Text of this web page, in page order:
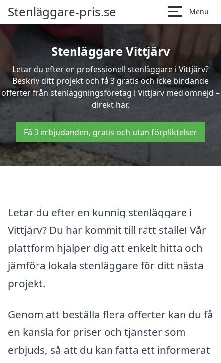
Stenläggare-pris.se Menu
Stenläggare Vittjärv
Letar du efter en professionell stenläggare i Vittjärv?
Beskriv ditt projekt och få 3 gratis och icke bindande
offerter från stenläggningsföretag i Vittjärv med omnejd –
direkt här.
Få 3 erbjudanden, gratis och utan förpliktelser
Letar du efter en kunnig stenläggare i
Vittjärv? Du har kommit till rätt ställe! Vår
plattform hjälper dig att enkelt hitta och
jämföra lokala stenläggare för ditt nästa
projekt.
Genom att beställa flera offerter kan du få
en känsla för priser och tjänster som
erbjuds, så att du kan fatta ett informerat